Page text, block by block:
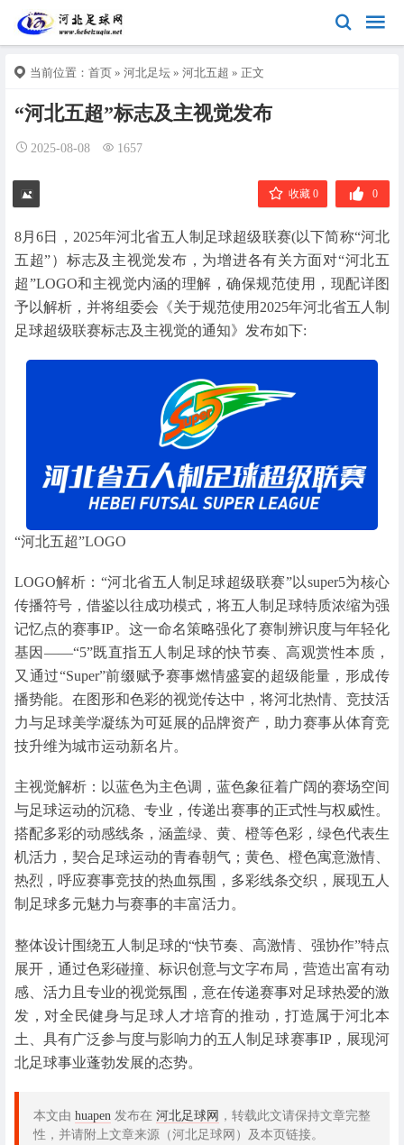
当前位置： 首页 » 河北足坛 » 河北五超 » 正文
“河北五超”标志及主视觉发布
2025-08-08 1657
收藏 0 0
8月6日，2025年河北省五人制足球超级联赛(以下简称“河北
五超”）标志及主视觉发布，为增进各有关方面对“河北五
超”LOGO和主视觉内涵的理解，确保规范使用，现配详图
予以解析，并将组委会《关于规范使用2025年河北省五人制
足球超级联赛标志及主视觉的通知》发布如下:
“河北五超”LOGO
LOGO解析：“河北省五人制足球超级联赛”以super5为核心
传播符号，借鉴以往成功模式，将五人制足球特质浓缩为强
记忆点的赛事IP。这一命名策略强化了赛制辨识度与年轻化
基因——“5”既直指五人制足球的快节奏、高观赏性本质，
又通过“Super”前缀赋予赛事燃情盛宴的超级能量，形成传
播势能。在图形和色彩的视觉传达中，将河北热情、竞技活
力与足球美学凝练为可延展的品牌资产，助力赛事从体育竞
技升维为城市运动新名片。
主视觉解析：以蓝色为主色调，蓝色象征着广阔的赛场空间
与足球运动的沉稳、专业，传递出赛事的正式性与权威性。
搭配多彩的动感线条，涵盖绿、黄、橙等色彩，绿色代表生
机活力，契合足球运动的青春朝气；黄色、橙色寓意激情、
热烈，呼应赛事竞技的热血氛围，多彩线条交织，展现五人
制足球多元魅力与赛事的丰富活力。
整体设计围绕五人制足球的“快节奏、高激情、强协作”特点
展开，通过色彩碰撞、标识创意与文字布局，营造出富有动
感、活力且专业的视觉氛围，意在传递赛事对足球热爱的激
发，对全民健身与足球人才培育的推动，打造属于河北本
土、具有广泛参与度与影响力的五人制足球赛事IP，展现河
北足球事业蓬勃发展的态势。
本文由 huapen 发布在 河北足球网 ，转载此文请保持文章完整
性，并请附上文章来源（河北足球网）及本页链接。